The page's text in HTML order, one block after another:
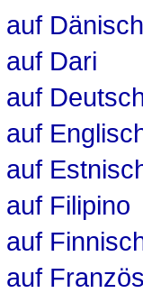
auf Dänisch
Dari
auf
auf
Filipino
auf